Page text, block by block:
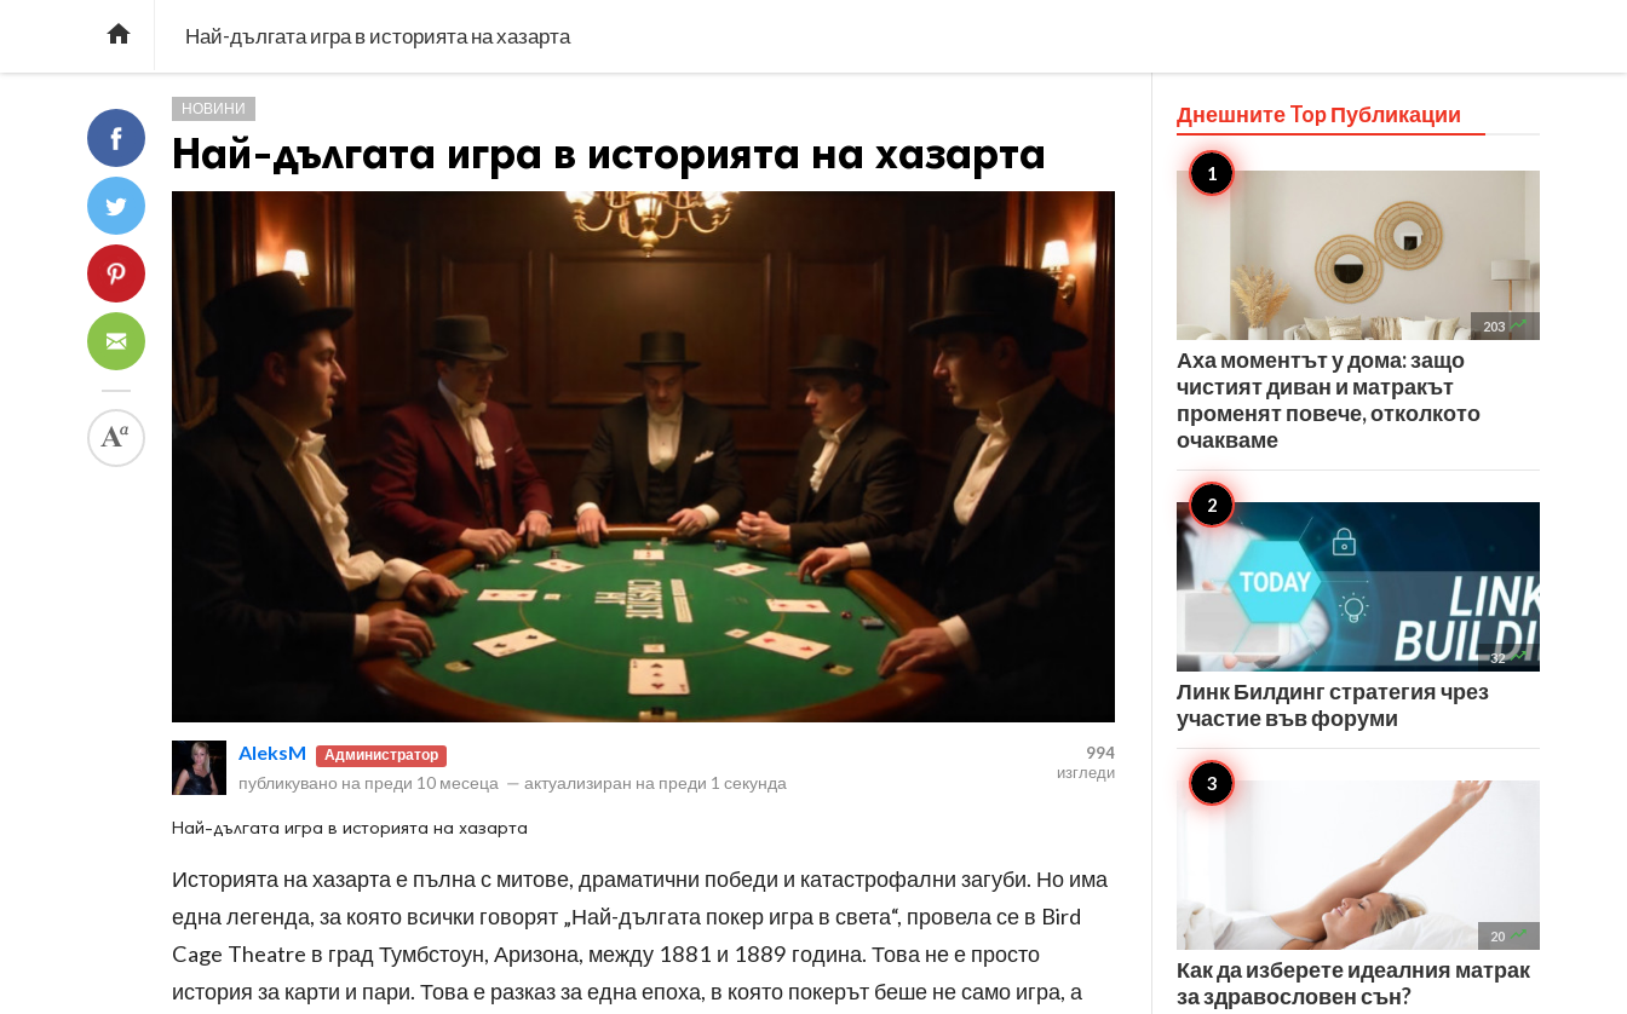
 Най-дългата игра в историята на хазарта
НОВИНИ
Най-дългата игра в историята на хазарта
AleksM Администратор
публикувано на преди 10 месеца — актуализиран на преди 1 секунда
994
изгледи
Най-дългата игра в историята на хазарта
Историята на хазарта е пълна с митове, драматични победи и катастрофални загуби. Но има
една легенда, за която всички говорят „Най-дългата покер игра в света“, провела се в Bird
Cage Theatre в град Тумбстоун, Аризона, между 1881 и 1889 година. Това не е просто
история за карти и пари. Това е разказ за една епоха, в която покерът беше не само игра, а
Днешните TopПубликации
203 
Аха моментът у дома: защо
чистият диван и матракът
променят повече, отколкото
очакваме
32 
Линк Билдинг стратегия чрез
участие във форуми
20 
Как да изберете идеалния матрак
за здравословен сън?